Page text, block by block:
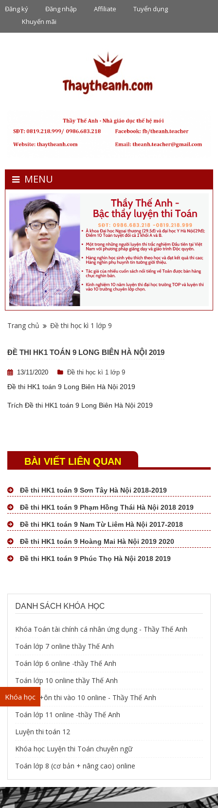
Đăng ký Đăng nhập Affiliate
Tuyển dụng
Khuyến mãi
MENU
Trang chủ Đề thi học kì 1 lớp 9
ĐỀ THI HK1 TOÁN 9 LONG BIÊN HÀ NỘI 2019
13/11/2020 Đề thi học kì 1 lớp 9
Đề thi HK1 toán 9 Long Biên Hà Nội 2019
Trích Đề thi HK1 toán 9 Long Biên Hà Nội 2019
BÀI VIẾT LIÊN QUAN
Đề thi HK1 toán 9 Sơn Tây Hà Nội 2018-2019
Đề thi HK1 toán 9 Phạm Hồng Thái Hà Nội 2018 2019
Đề thi HK1 toán 9 Nam Từ Liêm Hà Nội 2017-2018
Đề thi HK1 toán 9 Hoàng Mai Hà Nội 2019 2020
Đề thi HK1 toán 9 Phúc Thọ Hà Nội 2018 2019
DANH SÁCH KHÓA HỌC
Khóa Toán tài chính cá nhân ứng dụng - Thầy Thế Anh
Toán lớp 7 online thầy Thế Anh
Toán lớp 6 online -thầy Thế Anh
Toán lớp 10 online thầy Thế Anh
Toán 9 +ôn thi vào 10 online - Thầy Thế Anh
Toán lớp 11 online -thầy Thế Anh
Luyện thi toán 12
Khóa học Luyện thi Toán chuyên ngữ
Toán lớp 8 (cơ bản + nâng cao) online
Khóa học